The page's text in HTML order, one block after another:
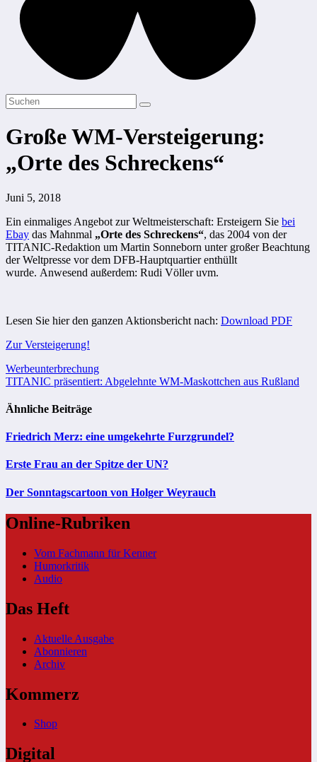
Große WM-Versteigerung:
„Orte des Schreckens“
Juni 5, 2018
Ein einmaliges Angebot zur Weltmeisterschaft: Ersteigern Sie bei
Ebay das Mahnmal „Orte des Schreckens“, das 2004 von der
TITANIC-Redaktion um Martin Sonneborn unter großer Beachtung
der Weltpresse vor dem DFB-Hauptquartier enthüllt
wurde. Anwesend außerdem: Rudi Völler uvm.
Lesen Sie hier den ganzen Aktionsbericht nach: Download PDF
Zur Versteigerung!
Beitragsnavigation
Werbeunterbrechung
TITANIC präsentiert: Abgelehnte WM-Maskottchen aus Rußland
Ähnliche Beiträge
Friedrich Merz: eine umgekehrte Furzgrundel?
Erste Frau an der Spitze der UN?
Der Sonntagscartoon von Holger Weyrauch
Online-Rubriken
Vom Fachmann für Kenner
Humorkritik
Audio
Das Heft
Aktuelle Ausgabe
Abonnieren
Archiv
Kommerz
Shop
Digital